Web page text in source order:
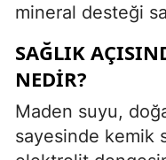
mineral desteği
SAĞLIK
NEDIR?
Maden suyu,
sayesinde kemik